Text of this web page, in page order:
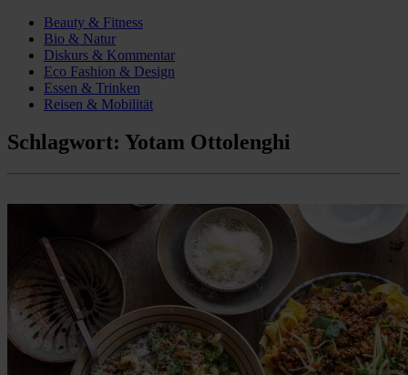
Beauty & Fitness
Bio & Natur
Diskurs & Kommentar
Eco Fashion & Design
Essen & Trinken
Reisen & Mobilität
Schlagwort: Yotam Ottolenghi